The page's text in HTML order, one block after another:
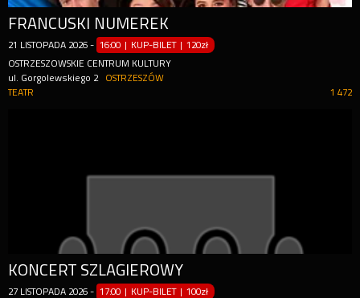
FRANCUSKI NUMEREK
21 LISTOPADA 2026 - 16:00 | KUP-BILET |120zł
OSTRZESZOWSKIE CENTRUM KULTURY
ul. Gorgolewskiego 2
OSTRZESZÓW
1 472
TEATR
KONCERT SZLAGIEROWY
27 LISTOPADA 2026 - 17:00 | KUP-BILET |100zł